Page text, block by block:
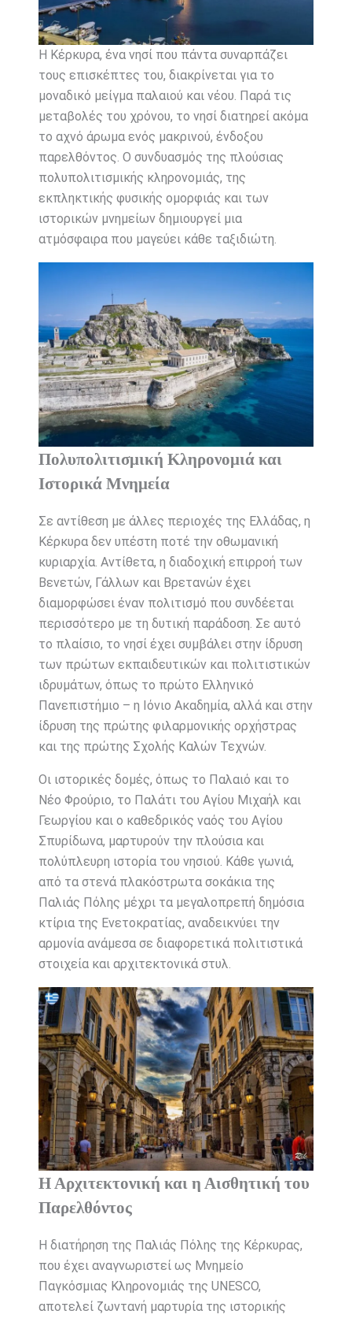
Η Κέρκυρα, ένα νησί που πάντα συναρπάζει
τους επισκέπτες του, διακρίνεται για το
μοναδικό μείγμα παλαιού και νέου. Παρά τις
μεταβολές του χρόνου, το νησί διατηρεί ακόμα
το αχνό άρωμα ενός μακρινού, ένδοξου
παρελθόντος. Ο συνδυασμός της πλούσιας
πολυπολιτισμικής κληρονομιάς, της
εκπληκτικής φυσικής ομορφιάς και των
ιστορικών μνημείων δημιουργεί μια
ατμόσφαιρα που μαγεύει κάθε ταξιδιώτη.
Πολυπολιτισμική Κληρονομιά και
Ιστορικά Μνημεία
Σε αντίθεση με άλλες περιοχές της Ελλάδας, η
Κέρκυρα δεν υπέστη ποτέ την οθωμανική
κυριαρχία. Αντίθετα, η διαδοχική επιρροή των
Βενετών, Γάλλων και Βρετανών έχει
διαμορφώσει έναν πολιτισμό που συνδέεται
περισσότερο με τη δυτική παράδοση. Σε αυτό
το πλαίσιο, το νησί έχει συμβάλει στην ίδρυση
των πρώτων εκπαιδευτικών και πολιτιστικών
ιδρυμάτων, όπως το πρώτο Ελληνικό
Πανεπιστήμιο – η Ιόνιο Ακαδημία, αλλά και στην
ίδρυση της πρώτης φιλαρμονικής ορχήστρας
και της πρώτης Σχολής Καλών Τεχνών.
Οι ιστορικές δομές, όπως το Παλαιό και το
Νέο Φρούριο, το Παλάτι του Αγίου Μιχαήλ και
Γεωργίου και ο καθεδρικός ναός του Αγίου
Σπυρίδωνα, μαρτυρούν την πλούσια και
πολύπλευρη ιστορία του νησιού. Κάθε γωνιά,
από τα στενά πλακόστρωτα σοκάκια της
Παλιάς Πόλης μέχρι τα μεγαλοπρεπή δημόσια
κτίρια της Ενετοκρατίας, αναδεικνύει την
αρμονία ανάμεσα σε διαφορετικά πολιτιστικά
στοιχεία και αρχιτεκτονικά στυλ.
Η Αρχιτεκτονική και η Αισθητική του
Παρελθόντος
Η διατήρηση της Παλιάς Πόλης της Κέρκυρας,
που έχει αναγνωριστεί ως Μνημείο
Παγκόσμιας Κληρονομιάς της UNESCO,
αποτελεί ζωντανή μαρτυρία της ιστορικής